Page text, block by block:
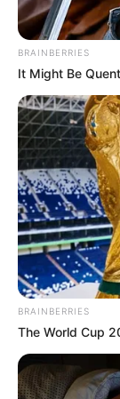
BRAINBERRIES
It Might Be
BRAINBERRIES
The World Cup